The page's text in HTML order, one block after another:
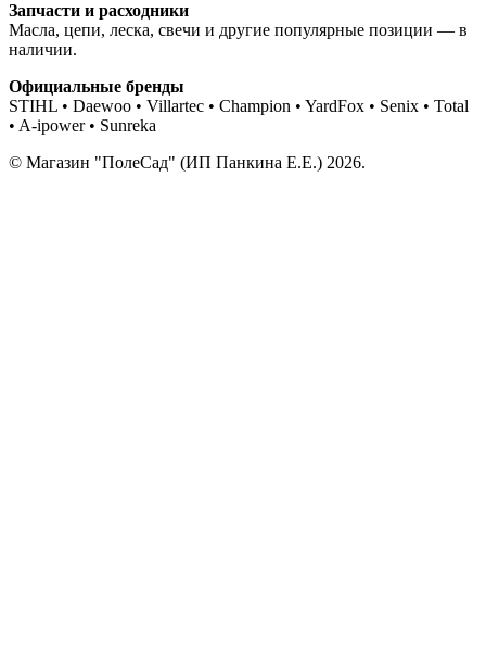
Запчасти и расходники
Масла, цепи, леска, свечи и другие популярные позиции — в
наличии.
Официальные бренды
STIHL • Daewoo • Villartec • Champion • YardFox • Senix • Total
• A-ipower • Sunreka
© Магазин "ПолеСад" (ИП Панкина Е.Е.) 2026.